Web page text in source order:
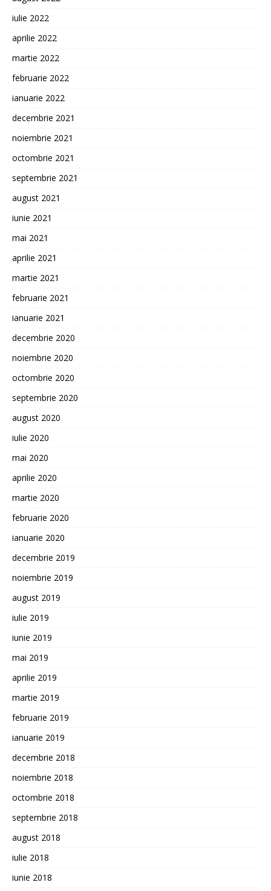
iulie 2022
aprilie 2022
martie 2022
februarie 2022
ianuarie 2022
decembrie 2021
noiembrie 2021
octombrie 2021
septembrie 2021
august 2021
iunie 2021
mai 2021
aprilie 2021
martie 2021
februarie 2021
ianuarie 2021
decembrie 2020
noiembrie 2020
octombrie 2020
septembrie 2020
august 2020
iulie 2020
mai 2020
aprilie 2020
martie 2020
februarie 2020
ianuarie 2020
decembrie 2019
noiembrie 2019
august 2019
iulie 2019
iunie 2019
mai 2019
aprilie 2019
martie 2019
februarie 2019
ianuarie 2019
decembrie 2018
noiembrie 2018
octombrie 2018
septembrie 2018
august 2018
iulie 2018
iunie 2018